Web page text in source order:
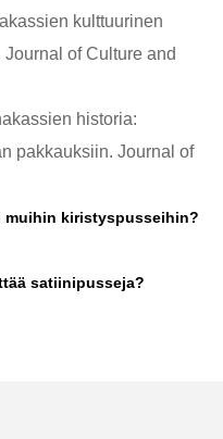
kulttuurinen
of Culture and
historia:
pakkauksiin. Journal of
muihin kiristyspusseihin?
satiinipusseja?